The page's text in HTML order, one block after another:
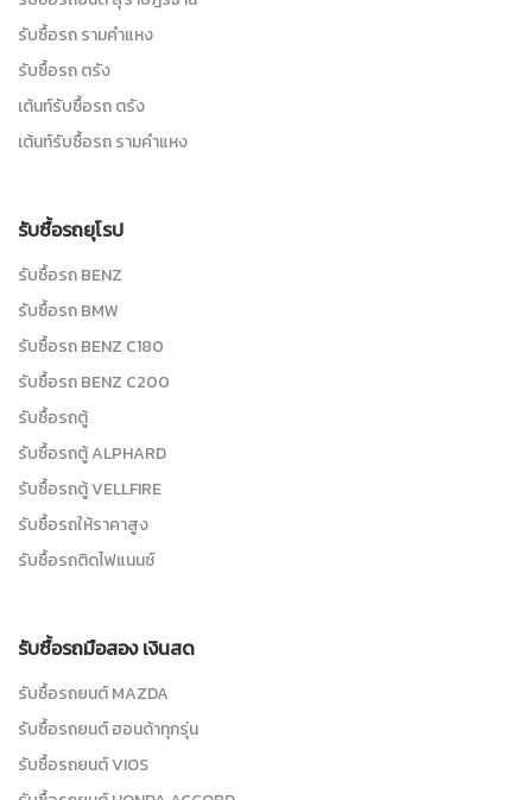
รับซื้อรถ รามคำแหง
รับซื้อรถ ตรัง
เต้นท์รับซื้อรถ ตรัง
เต้นท์รับซื้อรถ รามคำแหง
รับซื้อรถยุโรป
รับซื้อรถ BENZ
รับซื้อรถ BMW
รับซื้อรถ BENZ C180
รับซื้อรถ BENZ C200
รับซื้อรถตู้
รับซื้อรถตู้ ALPHARD
รับซื้อรถตู้ VELLFIRE
รับซื้อรถให้ราคาสูง
รับซื้อรถติดไฟแนนซ์
รับซื้อรถมือสอง เงินสด
รับซื้อรถยนต์ MAZDA
รับซื้อรถยนต์ ฮอนด้าทุกรุ่น
รับซื้อรถยนต์ VIOS